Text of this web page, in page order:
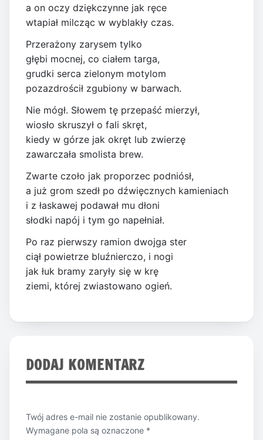
a on oczy dziękczynne jak ręce
wtapiał milcząc w wyblakły czas.
Przerażony zarysem tylko
głębi mocnej, co ciałem targa,
grudki serca zielonym motylom
pozazdrościł zgubiony w barwach.
Nie mógł. Słowem tę przepaść mierzył,
wiosło skruszył o fali skręt,
kiedy w górze jak okręt lub zwierzę
zawarczała smolista brew.
Zwarte czoło jak proporzec podniósł,
a już grom szedł po dźwięcznych kamieniach
i z łaskawej podawał mu dłoni
słodki napój i tym go napełniał.
Po raz pierwszy ramion dwojga ster
ciął powietrze bluźnierczo, i nogi
jak łuk bramy zaryły się w krę
ziemi, której zwiastowano ogień.
DODAJ KOMENTARZ
Twój adres e-mail nie zostanie opublikowany.
Wymagane pola są oznaczone *